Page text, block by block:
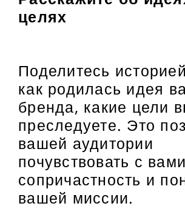
целях
Поделитесь
как родилась идея
бренда, какие цели
преследуете. Это
вашей аудитории
почувствовать с вами
сопричастность и
вашей миссии.